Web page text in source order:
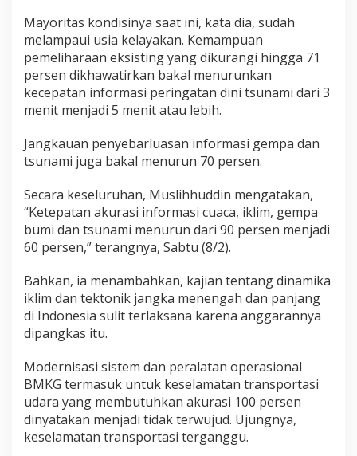
g
a
r
a
n
B
K
D
i
a
n
g
k
a
5
0
P
e
e
n
Mayoritas kondisinya saat ini, kata dia, sudah
melampaui usia kelayakan. Kemampuan
pemeliharaan eksisting yang dikurangi hingga 71
persen dikhawatirkan bakal menurunkan
kecepatan informasi peringatan dini tsunami dari 3
menit menjadi 5 menit atau lebih.
Jangkauan penyebarluasan informasi gempa dan
tsunami juga bakal menurun 70 persen.
Secara keseluruhan, Muslihhuddin mengatakan,
“Ketepatan akurasi informasi cuaca, iklim, gempa
bumi dan tsunami menurun dari 90 persen menjadi
60 persen,” terangnya, Sabtu (8/2).
Bahkan, ia menambahkan, kajian tentang dinamika
iklim dan tektonik jangka menengah dan panjang
di Indonesia sulit terlaksana karena anggarannya
dipangkas itu.
Modernisasi sistem dan peralatan operasional
BMKG termasuk untuk keselamatan transportasi
udara yang membutuhkan akurasi 100 persen
dinyatakan menjadi tidak terwujud. Ujungnya,
keselamatan transportasi terganggu.